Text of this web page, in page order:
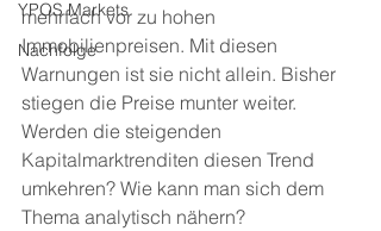
YPOS Markets
Nachfolge
mehrfach vor zu hohen
Immobilienpreisen. Mit diesen
Warnungen ist sie nicht allein. Bisher
stiegen die Preise munter weiter.
Werden die steigenden
Kapitalmarktrenditen diesen Trend
umkehren? Wie kann man sich dem
Thema analytisch nähern?